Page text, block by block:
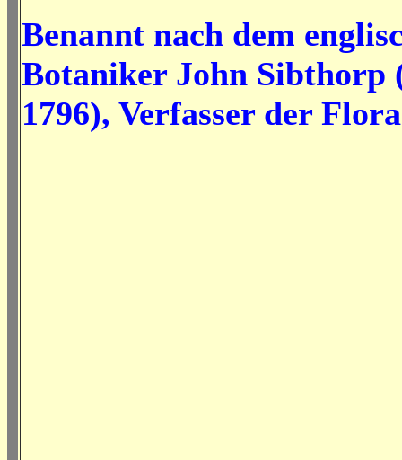
Benannt nach dem
Botaniker John Sibthorp
1796), Verfasser der